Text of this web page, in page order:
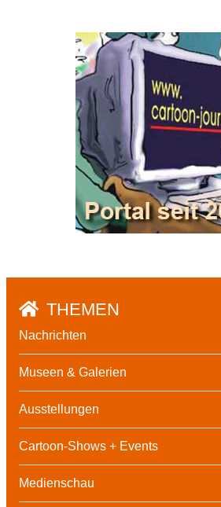
THEMEN
Nachrichten
Museen & Galerien
Ausstellungen
Cartoon-Shows + Events
Medienschau